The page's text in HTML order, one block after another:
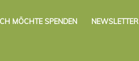
MÖCHTE SPENDEN NEWSLETTER